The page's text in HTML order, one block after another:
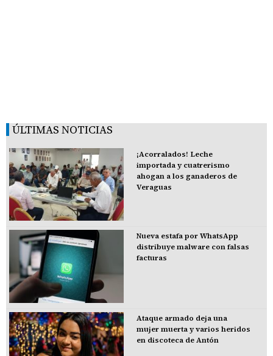
ÚLTIMAS NOTICIAS
¡Acorralados! Leche
importada y cuatrerismo
ahogan a los ganaderos de
Veraguas
Nueva estafa por WhatsApp
distribuye malware con falsas
facturas
Ataque armado deja una
mujer muerta y varios heridos
en discoteca de Antón